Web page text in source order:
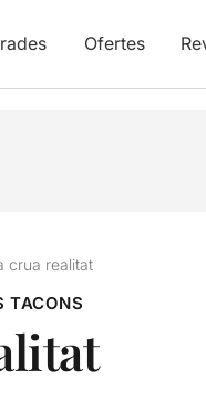
Ofertes
crua realitat
TACONS